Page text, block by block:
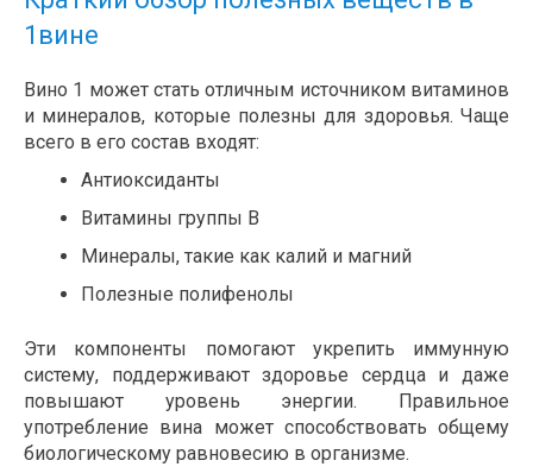
1вине
Вино 1 может стать отличным источником витаминов
и минералов, которые полезны для здоровья. Чаще
всего в его состав входят:
Антиоксиданты
Витамины группы B
Минералы, такие как калий и магний
Полезные полифенолы
Эти компоненты помогают укрепить иммунную
систему, поддерживают здоровье сердца и даже
повышают уровень энергии. Правильное
употребление вина может способствовать общему
биологическому равновесию в организме.